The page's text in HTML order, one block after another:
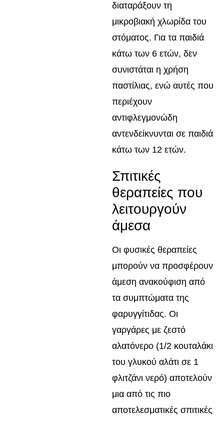
διαταράξουν τη
μικροβιακή χλωρίδα του
στόματος. Για τα παιδιά
κάτω των 6 ετών, δεν
συνιστάται η χρήση
παστίλιας, ενώ αυτές που
περιέχουν
αντιφλεγμονώδη
αντενδείκνυνται σε παιδιά
κάτω των 12 ετών.
Σπιτικές
θεραπείες που
λειτουργούν
άμεσα
Οι φυσικές θεραπείες
μπορούν να προσφέρουν
άμεση ανακούφιση από
τα συμπτώματα της
φαρυγγίτιδας. Οι
γαργάρες με ζεστό
αλατόνερο (1/2 κουταλάκι
του γλυκού αλάτι σε 1
φλιτζάνι νερό) αποτελούν
μια από τις πιο
αποτελεσματικές σπιτικές